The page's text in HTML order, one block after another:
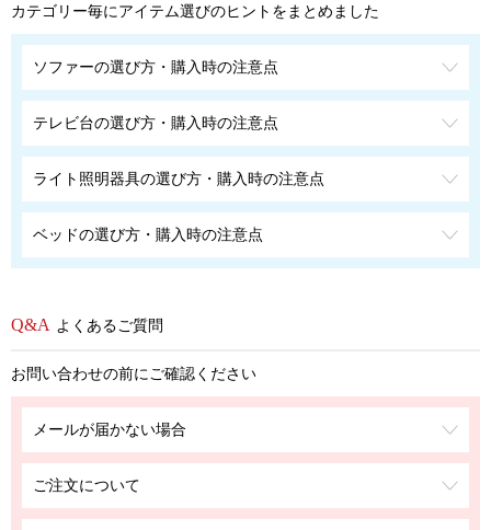
カテゴリー毎にアイテム選びのヒントをまとめました
ソファーの選び方・購入時の注意点
テレビ台の選び方・購入時の注意点
ライト照明器具の選び方・購入時の注意点
ベッドの選び方・購入時の注意点
よくあるご質問
お問い合わせの前にご確認ください
メールが届かない場合
ご注文について